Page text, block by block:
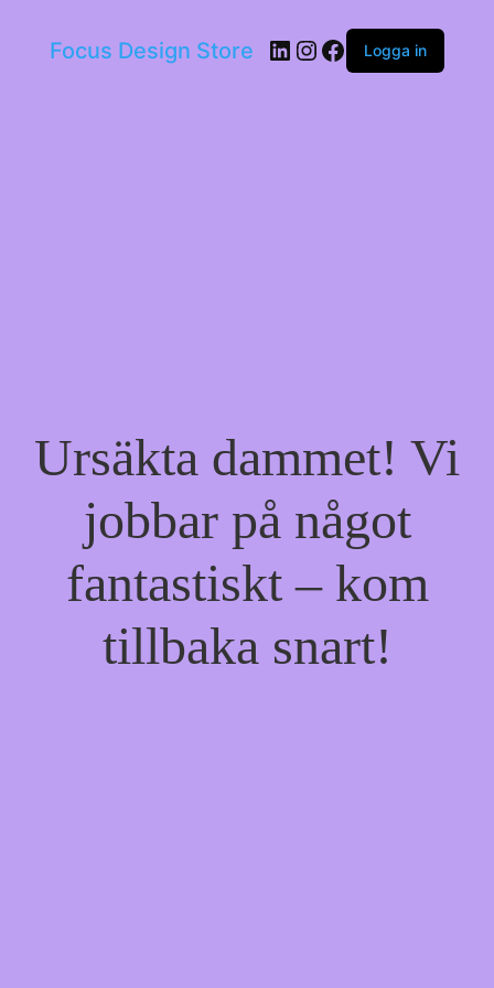
Focus Design Store LinkedIn
Instagram
Facebook
Logga in
Ursäkta dammet! Vi
jobbar på något
fantastiskt – kom
tillbaka snart!